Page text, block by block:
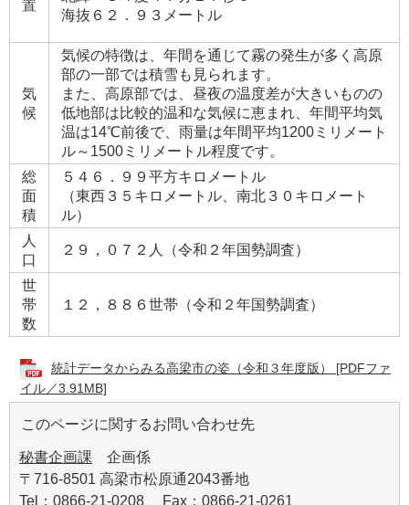
置
海抜６２．９３メートル
気
候
気候の特徴は、年間を通じて霧の発生が多く高原
部の一部では積雪も見られます。
また、高原部では、昼夜の温度差が大きいものの
低地部は比較的温和な気候に恵まれ、年間平均気
温は14℃前後で、雨量は年間平均1200ミリメート
ル～1500ミリメートル程度です。
総
面
積
５４６．９９平方キロメートル
（東西３５キロメートル、南北３０キロメート
ル）
人
口
２９，０７２人（令和２年国勢調査）
世
帯
数
１２，８８６世帯（令和２年国勢調査）
統計データからみる高梁市の姿（令和３年度版） [PDFファ
イル／3.91MB]
このページに関するお問い合わせ先
秘書企画課 企画係
〒716-8501 高梁市松原通2043番地
Tel：0866-21-0208 Fax：0866-21-0261